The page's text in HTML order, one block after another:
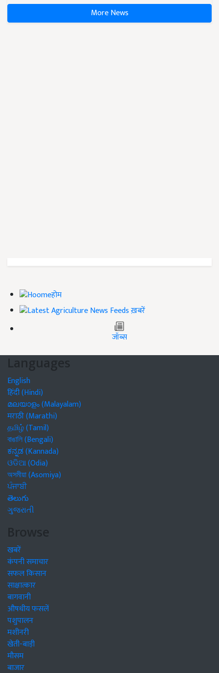
More News
होम
ख़बरें
जॉब्स
Languages
English
हिंदी (Hindi)
മലയാളം (Malayalam)
मराठी (Marathi)
தமிழ் (Tamil)
বাঙালি (Bengali)
ಕನ್ನಡ (Kannada)
ଓଡିଆ (Odia)
অসমীয়া (Asomiya)
ਪੰਜਾਬੀ
తెలుగు
ગુજરાતી
Browse
खबरें
कंपनी समाचार
सफल किसान
साक्षात्कार
बागवानी
औषधीय फसलें
पशुपालन
मशीनरी
खेती-बाड़ी
मौसम
बाजार